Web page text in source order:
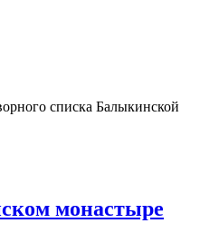
списка Балыкинской
монастыре